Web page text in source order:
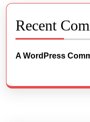
Recent
A WordPress